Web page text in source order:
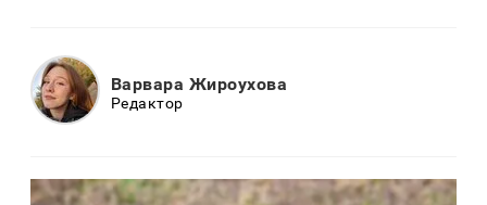
Варвара Жироухова
Редактор